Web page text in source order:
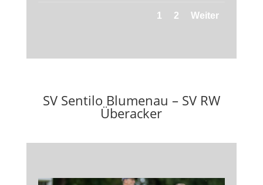
1 2 Weiter
SV Sentilo Blumenau – SV RW
Überacker